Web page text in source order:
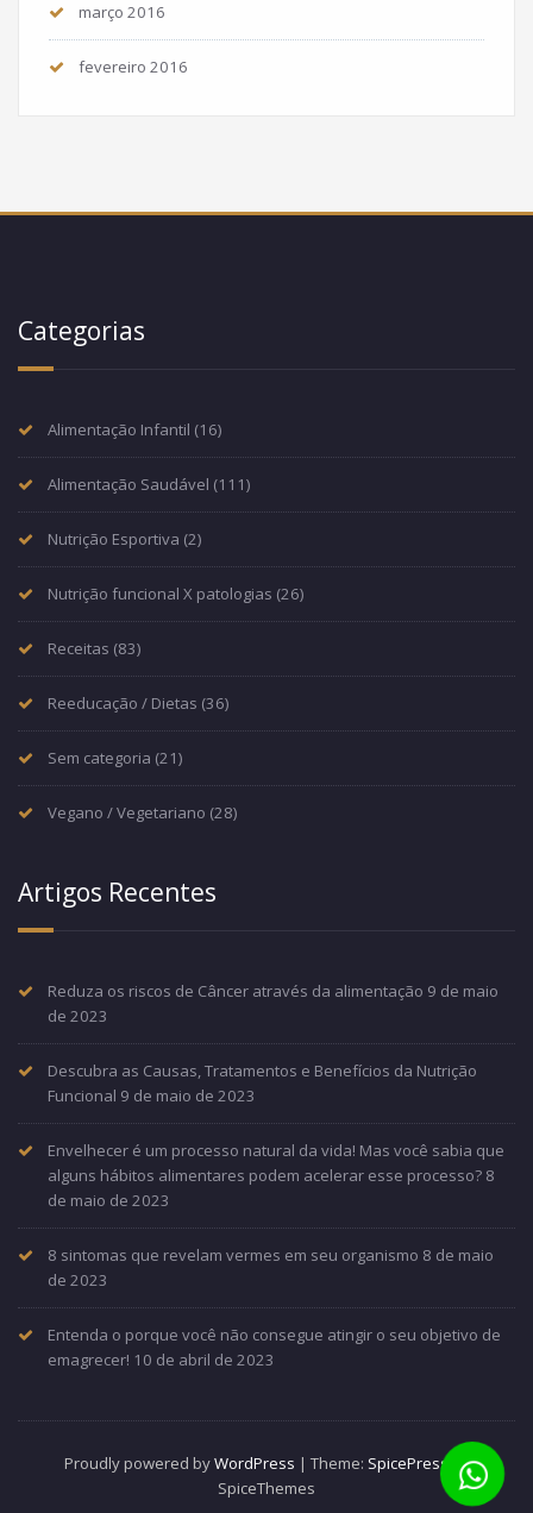
março 2016
fevereiro 2016
Categorias
Alimentação Infantil (16)
Alimentação Saudável (111)
Nutrição Esportiva (2)
Nutrição funcional X patologias (26)
Receitas (83)
Reeducação / Dietas (36)
Sem categoria (21)
Vegano / Vegetariano (28)
Artigos Recentes
Reduza os riscos de Câncer através da alimentação 9 de maio
de 2023
Descubra as Causas, Tratamentos e Benefícios da Nutrição
Funcional 9 de maio de 2023
Envelhecer é um processo natural da vida! Mas você sabia que
alguns hábitos alimentares podem acelerar esse processo? 8
de maio de 2023
8 sintomas que revelam vermes em seu organismo 8 de maio
de 2023
Entenda o porque você não consegue atingir o seu objetivo de
emagrecer! 10 de abril de 2023
Proudly powered byWordPress | Theme: SpicePress by
SpiceThemes